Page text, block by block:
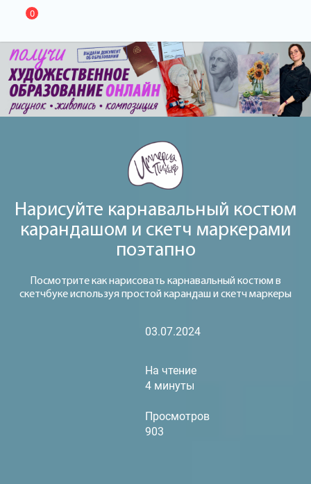
0
Нарисуйте карнавальный костюм
карандашом и скетч маркерами
поэтапно
Посмотрите как нарисовать карнавальный костюм в
скетчбуке используя простой карандаш и скетч маркеры
03.07.2024
На чтение
4 минуты
Просмотров
903